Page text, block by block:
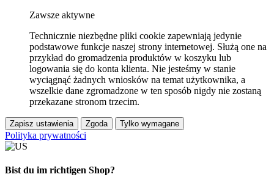
Zawsze aktywne
Technicznie niezbędne pliki cookie zapewniają jedynie
podstawowe funkcje naszej strony internetowej. Służą one na
przykład do gromadzenia produktów w koszyku lub
logowania się do konta klienta. Nie jesteśmy w stanie
wyciągnąć żadnych wniosków na temat użytkownika, a
wszelkie dane zgromadzone w ten sposób nigdy nie zostaną
przekazane stronom trzecim.
Zapisz ustawienia Zgoda Tylko wymagane
Polityka prywatności
Bist du im richtigen Shop?